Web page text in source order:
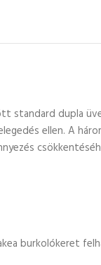
standard dupla
ellen. A
burkolókeret